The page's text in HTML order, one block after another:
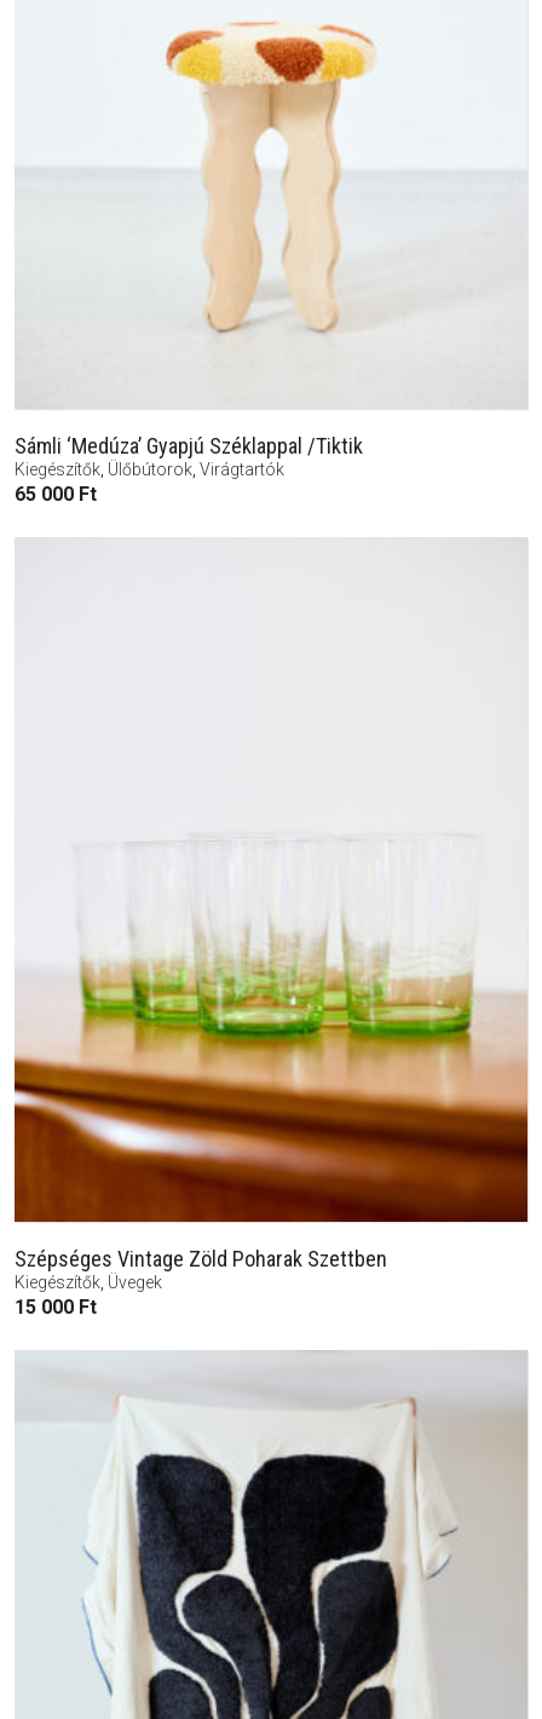
Sámli ‘Medúza’ Gyapjú Széklappal /Tiktik
Kiegészítők, Ülőbútorok, Virágtartók
65 000 Ft
Szépséges Vintage Zöld Poharak Szettben
Kiegészítők Üvegek
15 000 Ft